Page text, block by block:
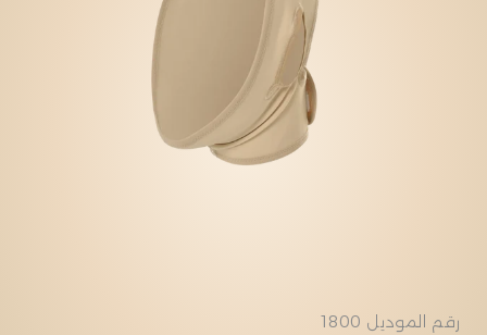
النوع:
رقم الموديل 1800